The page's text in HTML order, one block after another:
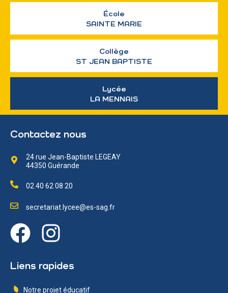
École
SAINTE MARIE
Collège
ST JEAN BAPTISTE
Lycée
LA MENNAIS
Contactez nous
24 rue Jean-Baptiste LEGEAY
44350 Guérande
02 40 62 08 20
secretariat.lycee@es-sag.fr
Liens rapides
Notre projet éducatif